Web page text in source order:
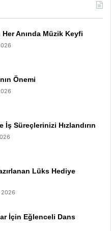
Anında Müzik Keyfi
Önemi
İş Süreçlerinizi Hızlandırın
Lüks Hediye
2026
İçin Eğlenceli Dans